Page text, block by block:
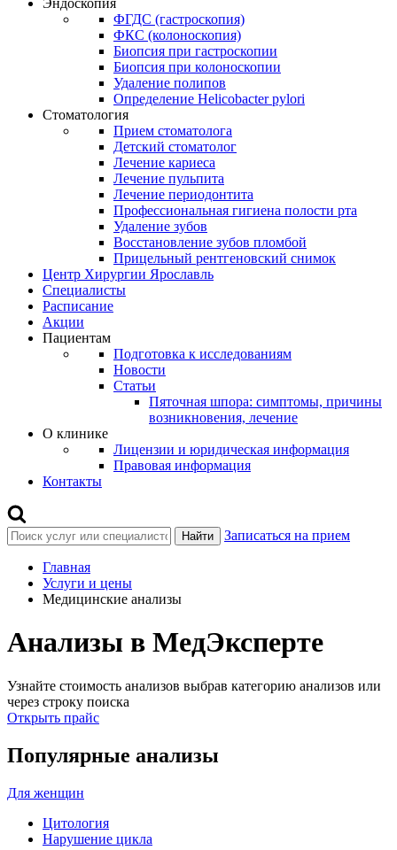
ФГДС (гастроскопия)
ФКС (колоноскопия)
Биопсия при гастроскопии
Биопсия при колоноскопии
Удаление полипов
Определение Helicobacter pylori
Стоматология
Прием стоматолога
Детский стоматолог
Лечение кариеса
Лечение пульпита
Лечение периодонтита
Профессиональная гигиена полости рта
Удаление зубов
Восстановление зубов пломбой
Прицельный рентгеновский снимок
Центр Хирургии Ярославль
Специалисты
Расписание
Акции
Пациентам
Подготовка к исследованиям
Новости
Статьи
Пяточная шпора: симптомы, причины
возникновения, лечение
О клинике
Лицензии и юридическая информация
Правовая информация
Контакты
Найти Записаться на прием
Главная
Услуги и цены
Медицинские анализы
Анализы в МедЭксперте
Узнайте стоимость анализов выбрав категорию анализов или
через строку поиска
Открыть прайс
Популярные анализы
Для женщин
Цитология
Нарушение цикла